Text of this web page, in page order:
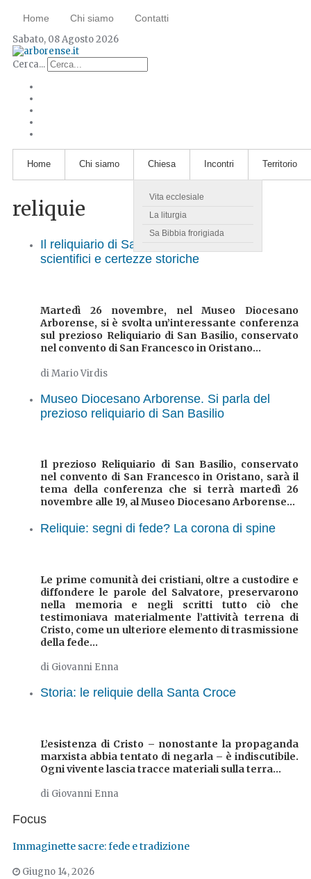
Home Chi siamo Contatti
Sabato, 08 Agosto 2026
Cerca...
Home Chi siamo Chiesa
Vita ecclesiale
La liturgia
Sa Bibbia frorigiada
Incontri Territorio
reliquie
Il reliquiario di San Basilio? Tra dubbi
scientifici e certezze storiche
Martedì 26 novembre, nel Museo Diocesano
Arborense, si è svolta un’interessante conferenza
sul prezioso Reliquiario di San Basilio, conservato
nel convento di San Francesco in Oristano...
di Mario Virdis
Museo Diocesano Arborense. Si parla del
prezioso reliquiario di San Basilio
Il prezioso Reliquiario di San Basilio, conservato
nel convento di San Francesco in Oristano, sarà il
tema della conferenza che si terrà martedì 26
novembre alle 19, al Museo Diocesano Arborense...
Reliquie: segni di fede? La corona di spine
Le prime comunità dei cristiani, oltre a custodire e
diffondere le parole del Salvatore, preservarono
nella memoria e negli scritti tutto ciò che
testimoniava materialmente l’attività terrena di
Cristo, come un ulteriore elemento di trasmissione
della fede...
di Giovanni Enna
Storia: le reliquie della Santa Croce
L’esistenza di Cristo – nonostante la propaganda
marxista abbia tentato di negarla – è indiscutibile.
Ogni vivente lascia tracce materiali sulla terra...
di Giovanni Enna
Focus
Immaginette sacre: fede e tradizione
Giugno 14, 2026